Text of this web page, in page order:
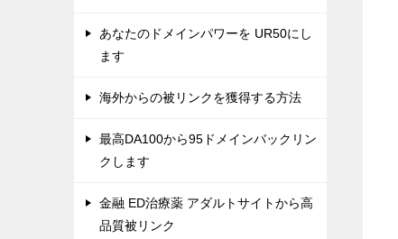
あなたのドメインパワーを UR50にし
ます
海外からの被リンクを獲得する方法
最高DA100から95ドメインバックリン
クします
金融 ED治療薬 アダルトサイトから高
品質被リンク